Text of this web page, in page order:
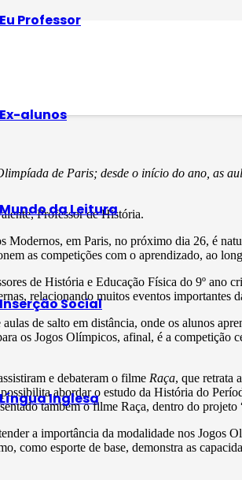
Eu Professor
Ex-alunos
Mundo da Leitura
Inserção Social
Língua Inglesa
de Paris; desde o início do ano, as
Professor de História.
em Paris, no próximo dia 26, é
as competições com o aprendizado, ao
de História e Educação Física do 9º ano
relacionando muitos eventos importantes
de salto em distância, onde os alunos
os Jogos Olímpicos, afinal, é a competição
e debateram o filme Raça, que retrata
abordar o estudo da História do
também o filme Raça, dentro do projeto
a importância da modalidade nos Jogos
como esporte de base, demonstra as